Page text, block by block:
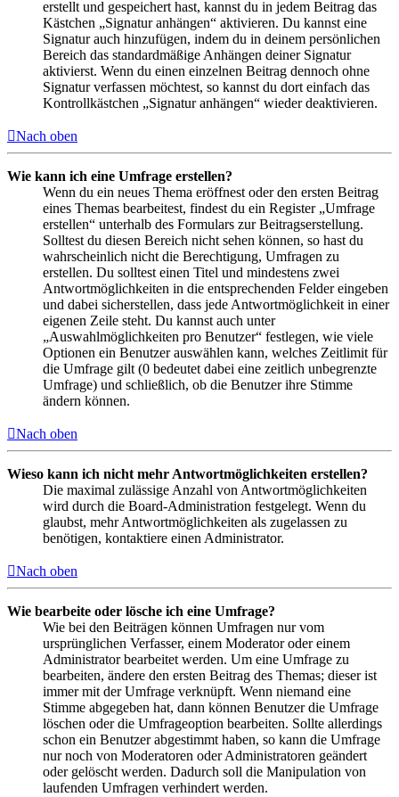
erstellt und gespeichert hast, kannst du in jedem Beitrag das
Kästchen „Signatur anhängen“ aktivieren. Du kannst eine
Signatur auch hinzufügen, indem du in deinem persönlichen
Bereich das standardmäßige Anhängen deiner Signatur
aktivierst. Wenn du einen einzelnen Beitrag dennoch ohne
Signatur verfassen möchtest, so kannst du dort einfach das
Kontrollkästchen „Signatur anhängen“ wieder deaktivieren.
Nach oben
Wie kann ich eine Umfrage erstellen?
Wenn du ein neues Thema eröffnest oder den ersten Beitrag
eines Themas bearbeitest, findest du ein Register „Umfrage
erstellen“ unterhalb des Formulars zur Beitragserstellung.
Solltest du diesen Bereich nicht sehen können, so hast du
wahrscheinlich nicht die Berechtigung, Umfragen zu
erstellen. Du solltest einen Titel und mindestens zwei
Antwortmöglichkeiten in die entsprechenden Felder eingeben
und dabei sicherstellen, dass jede Antwortmöglichkeit in einer
eigenen Zeile steht. Du kannst auch unter
„Auswahlmöglichkeiten pro Benutzer“ festlegen, wie viele
Optionen ein Benutzer auswählen kann, welches Zeitlimit für
die Umfrage gilt (0 bedeutet dabei eine zeitlich unbegrenzte
Umfrage) und schließlich, ob die Benutzer ihre Stimme
ändern können.
Nach oben
Wieso kann ich nicht mehr Antwortmöglichkeiten erstellen?
Die maximal zulässige Anzahl von Antwortmöglichkeiten
wird durch die Board-Administration festgelegt. Wenn du
glaubst, mehr Antwortmöglichkeiten als zugelassen zu
benötigen, kontaktiere einen Administrator.
Nach oben
Wie bearbeite oder lösche ich eine Umfrage?
Wie bei den Beiträgen können Umfragen nur vom
ursprünglichen Verfasser, einem Moderator oder einem
Administrator bearbeitet werden. Um eine Umfrage zu
bearbeiten, ändere den ersten Beitrag des Themas; dieser ist
immer mit der Umfrage verknüpft. Wenn niemand eine
Stimme abgegeben hat, dann können Benutzer die Umfrage
löschen oder die Umfrageoption bearbeiten. Sollte allerdings
schon ein Benutzer abgestimmt haben, so kann die Umfrage
nur noch von Moderatoren oder Administratoren geändert
oder gelöscht werden. Dadurch soll die Manipulation von
laufenden Umfragen verhindert werden.